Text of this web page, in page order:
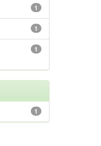
1
1
1
1